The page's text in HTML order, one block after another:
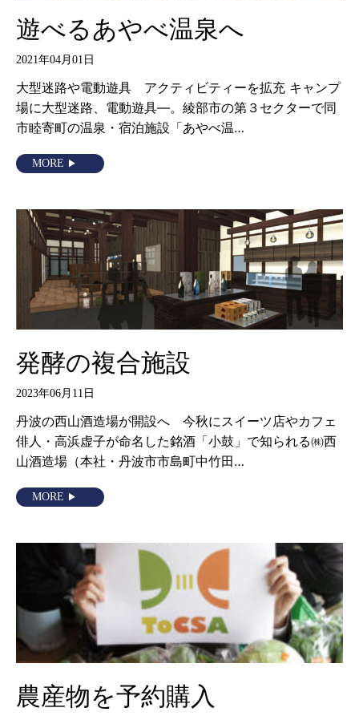
遊べるあやべ温泉へ
2021年04月01日
大型迷路や電動遊具 アクティビティーを拡充 キャンプ
場に大型迷路、電動遊具―。綾部市の第３セクターで同
市睦寄町の温泉・宿泊施設「あやべ温…
MORE
発酵の複合施設
2023年06月11日
丹波の西山酒造場が開設へ 今秋にスイーツ店やカフェ
俳人・高浜虚子が命名した銘酒「小鼓」で知られる㈱西
山酒造場（本社・丹波市市島町中竹田…
MORE
農産物を予約購入